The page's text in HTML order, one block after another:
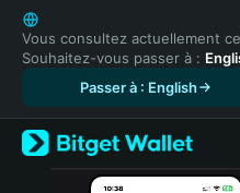
English
日本語
Tiếng Việt
Español (Latinoamérica)
Türkçe
Italiano
Vous consultez actuellement
Souhaitez-vous passer à :
Passer à : English